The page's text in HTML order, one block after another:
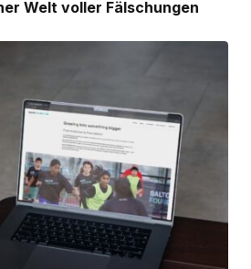
Welt voller Fälschungen